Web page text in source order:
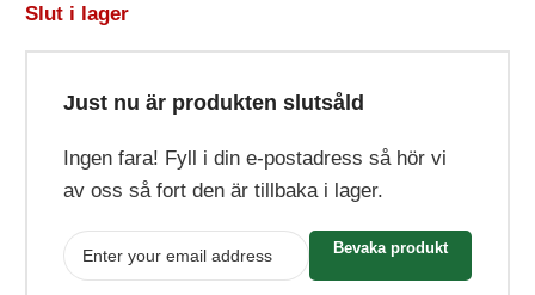
Slut i lager
Just nu är produkten slutsåld
Ingen fara! Fyll i din e-postadress så hör vi
av oss så fort den är tillbaka i lager.
Bevaka produkt